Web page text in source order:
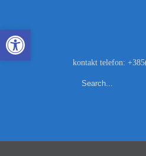
Open toolbar
kontakt telefon: